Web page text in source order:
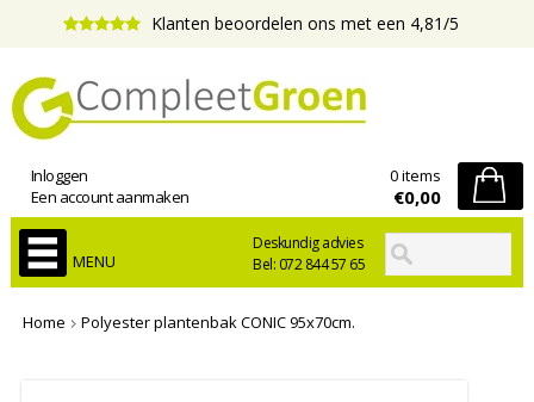
Klanten beoordelen ons met een 4,81/5
Deskundig advies
Bel: 072 844 57 65
Inloggen
Een account aanmaken
0 items
€0,00
MENU
Home Polyester plantenbak CONIC 95x70cm.